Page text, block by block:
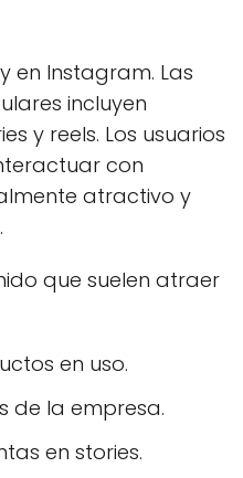
en Instagram. Las
incluyen
y reels. Los usuarios
con
atractivo y
que suelen atraer
en uso.
de la empresa.
en stories.